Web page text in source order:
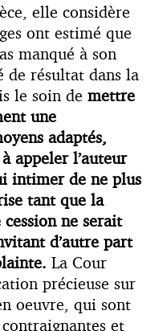
elle considère
ont estimé que
manqué à son
de résultat dans la
le soin de mettre
une
adaptés,
appeler l’auteur
intimer de ne plus
tant que la
cession ne serait
d’autre part
La Cour
précieuse sur
oeuvre, qui sont
et